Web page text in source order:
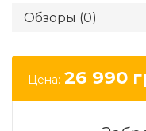
Обзоры (0)
Цена: 26 990